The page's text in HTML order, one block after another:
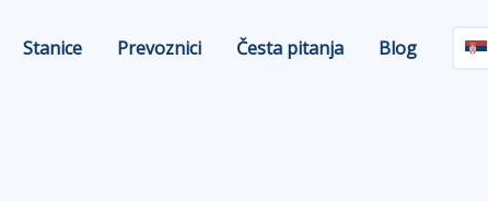
Stanice Prevoznici Česta pitanja Blog